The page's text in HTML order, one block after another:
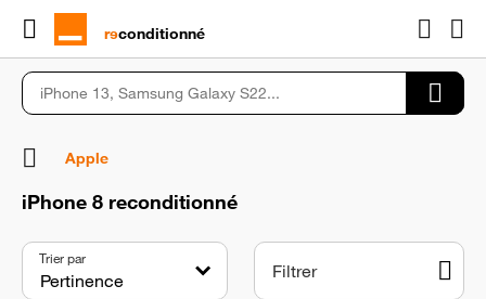
rɘconditionné
Apple
iPhone 8 reconditionné
Trier par
Filtrer